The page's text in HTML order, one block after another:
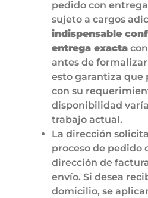
pedido con
sujeto a cargos
indispensable
entrega exactacon
antes de
esto garantiza que
con su
disponibilidad
trabajo actual.
La dirección
proceso de pedido
dirección de
envío. Si desea
domicilio, se